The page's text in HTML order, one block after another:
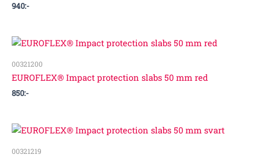
940:-
00321200
EUROFLEX® Impact protection slabs 50 mm red
850:-
00321219